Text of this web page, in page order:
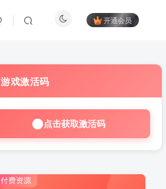
开通会员
游戏激活码
点击获取激活码
付费资源